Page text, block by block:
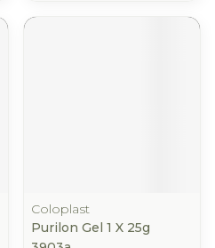
Coloplast
Purilon Gel 1 X 25g